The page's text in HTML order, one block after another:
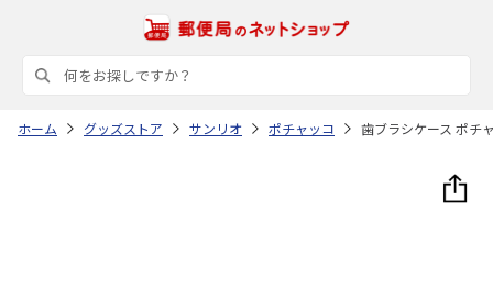
ホーム グッズストア サンリオ ポチャッコ 歯ブラシケース ポチ